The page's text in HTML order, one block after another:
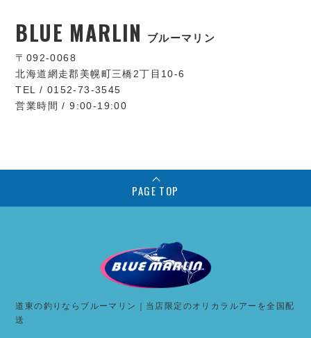
BLUE MARLIN ブルーマリン
〒092-0068
北海道網走郡美幌町三橋2丁目10-6
TEL / 0152-73-3545
営業時間 / 9:00-19:00
PAGE TOP
道東の釣りならブルーマリン｜当店限定のオリカラルアーを全国配
送